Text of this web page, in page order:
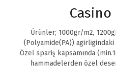
Casino
Ürünler; 1000gr/m2,
(Polyamide(PA))
Özel spariş kapsamında
hammadelerden özel